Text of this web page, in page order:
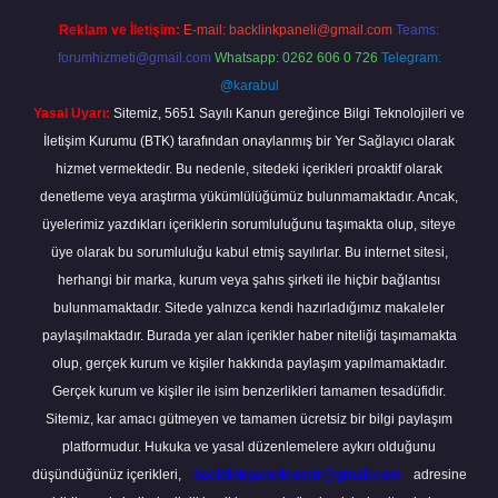
Reklam ve İletişim: E-mail: backlinkpaneli@gmail.com Teams:
forumhizmeti@gmail.com Whatsapp: 0262 606 0 726 Telegram:
@karabul
Yasal Uyarı: Sitemiz, 5651 Sayılı Kanun gereğince Bilgi Teknolojileri ve
İletişim Kurumu (BTK) tarafından onaylanmış bir Yer Sağlayıcı olarak
hizmet vermektedir. Bu nedenle, sitedeki içerikleri proaktif olarak
denetleme veya araştırma yükümlülüğümüz bulunmamaktadır. Ancak,
üyelerimiz yazdıkları içeriklerin sorumluluğunu taşımakta olup, siteye
üye olarak bu sorumluluğu kabul etmiş sayılırlar. Bu internet sitesi,
herhangi bir marka, kurum veya şahıs şirketi ile hiçbir bağlantısı
bulunmamaktadır. Sitede yalnızca kendi hazırladığımız makaleler
paylaşılmaktadır. Burada yer alan içerikler haber niteliği taşımamakta
olup, gerçek kurum ve kişiler hakkında paylaşım yapılmamaktadır.
Gerçek kurum ve kişiler ile isim benzerlikleri tamamen tesadüfidir.
Sitemiz, kar amacı gütmeyen ve tamamen ücretsiz bir bilgi paylaşım
platformudur. Hukuka ve yasal düzenlemelere aykırı olduğunu
düşündüğünüz içerikleri,
backlinkpanelicomtr@gmail.com
adresine